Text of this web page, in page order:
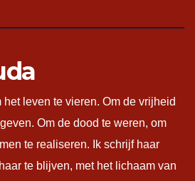
leven te vieren. Om de vrijheid
Om de dood te weren, om
te realiseren. Ik schrijf haar
te blijven, met het lichaam van